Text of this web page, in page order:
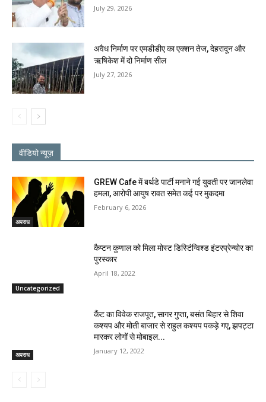
July 29, 2026
अवैध निर्माण पर एमडीडीए का एक्शन तेज, देहरादून और
ऋषिकेश में दो निर्माण सील
July 27, 2026
वीडियो न्यूज़
अपराध
GREW Cafe में बर्थडे पार्टी मनाने गई युवती पर जानलेवा
हमला, आरोपी आयुष रावत समेत कई पर मुकदमा
February 6, 2026
Uncategorized
कैप्टन कुणाल को मिला मोस्ट डिस्टिंग्विश्ड इंटरप्रेन्योर का
पुरस्कार
April 18, 2022
अपराध
कैंट का विवेक राजपूत, सागर गुप्ता, बसंत बिहार से शिवा
कश्यप और मोती बाजार से राहुल कश्यप पकड़े गए, झपट्टा
मारकर लोगों से मोबाइल...
January 12, 2022